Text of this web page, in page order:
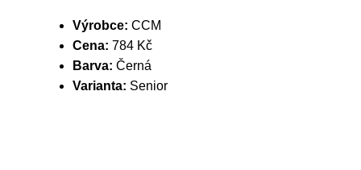
Výrobce: CCM
Cena: 784 Kč
Barva: Černá
Varianta: Senior